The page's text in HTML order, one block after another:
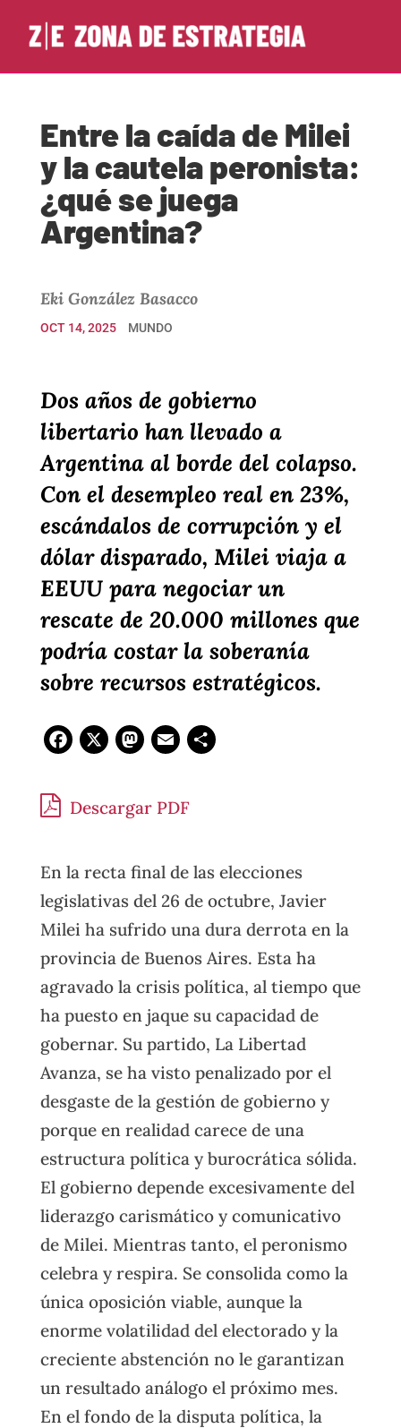
Entre la caída de Milei
y la cautela peronista:
¿qué se juega
Argentina?
Eki González Basacco
OCT 14, 2025 MUNDO
Dos años de gobierno
libertario han llevado a
Argentina al borde del colapso.
Con el desempleo real en 23%,
escándalos de corrupción y el
dólar disparado, Milei viaja a
EEUU para negociar un
rescate de 20.000 millones que
podría costar la soberanía
sobre recursos estratégicos.
Facebook
X Mastodon
Email
Descargar PDF
En la recta final de las elecciones
legislativas del 26 de octubre, Javier
Milei ha sufrido una dura derrota en la
provincia de Buenos Aires. Esta ha
agravado la crisis política, al tiempo que
ha puesto en jaque su capacidad de
gobernar. Su partido, La Libertad
Avanza, se ha visto penalizado por el
desgaste de la gestión de gobierno y
porque en realidad carece de una
estructura política y burocrática sólida.
El gobierno depende excesivamente del
liderazgo carismático y comunicativo
de Milei. Mientras tanto, el peronismo
celebra y respira. Se consolida como la
única oposición viable, aunque la
enorme volatilidad del electorado y la
creciente abstención no le garantizan
un resultado análogo el próximo mes.
En el fondo de la disputa política, la